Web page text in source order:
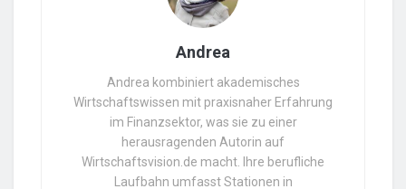
Andrea
Andrea kombiniert akademisches
Wirtschaftswissen mit praxisnaher Erfahrung
im Finanzsektor, was sie zu einer
herausragenden Autorin auf
Wirtschaftsvision.de macht. Ihre berufliche
Laufbahn umfasst Stationen in